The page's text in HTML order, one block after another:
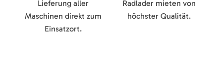
Lieferung aller
Maschinen direkt zum
Einsatzort.
Radlader mieten von
höchster Qualität.